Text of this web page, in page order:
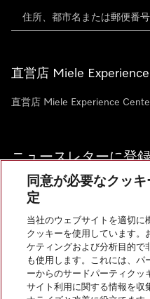
直営店 Miele
直営店 Miele Experience
ニュースレターに登
お問い合わせ
InstagramのMiele
YoutubeのMiele
同意が必要なクッ
定
当社のウェブサイトを適切に
クッキーを使用しています。
ケティングおよび分析目的で
も使用します。これには、パ
ーからのサードパーティクッ
サイト利用に関する情報を収